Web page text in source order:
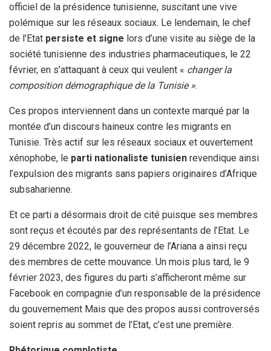
officiel de la présidence tunisienne, suscitant une vive
polémique sur les réseaux sociaux. Le lendemain, le chef
de l’Etat persiste et signe lors d’une visite au siège de la
société tunisienne des industries pharmaceutiques, le 22
février, en s’attaquant à ceux qui veulent « changer la
composition démographique de la Tunisie ».
Ces propos interviennent dans un contexte marqué par la
montée d’un discours haineux contre les migrants en
Tunisie. Très actif sur les réseaux sociaux et ouvertement
xénophobe, le parti nationaliste tunisien revendique ainsi
l’expulsion des migrants sans papiers originaires d’Afrique
subsaharienne.
Et ce parti a désormais droit de cité puisque ses membres
sont reçus et écoutés par des représentants de l’Etat. Le
29 décembre 2022, le gouverneur de l’Ariana a ainsi reçu
des membres de cette mouvance. Un mois plus tard, le 9
février 2023, des figures du parti s’afficheront même sur
Facebook en compagnie d’un responsable de la présidence
du gouvernement Mais que des propos aussi controversés
soient repris au sommet de l’Etat, c’est une première.